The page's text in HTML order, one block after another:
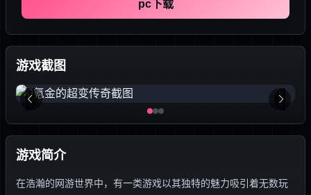
pc下载
游戏截图
游戏简介
在浩瀚的网游世界中，有一类游戏以其独特的魅力吸引着无数玩